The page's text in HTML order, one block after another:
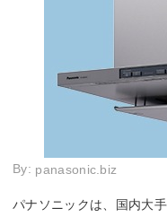
By: panasonic.biz
パナソニックは、国内大